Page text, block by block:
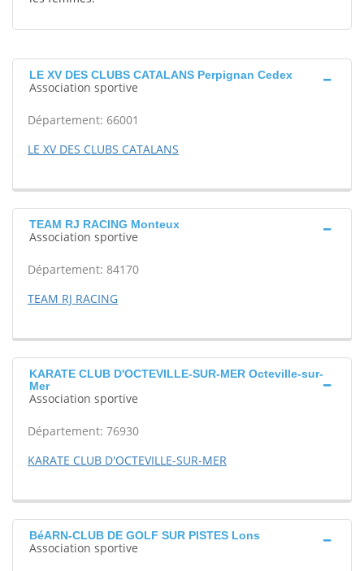
LE XV DES CLUBS CATALANS Perpignan Cedex
Association sportive
Département: 66001
LE XV DES CLUBS CATALANS
TEAM RJ RACING Monteux
Association sportive
Département: 84170
TEAM RJ RACING
KARATE CLUB D'OCTEVILLE-SUR-MER Octeville-sur-
Mer
Association sportive
Département: 76930
KARATE CLUB D'OCTEVILLE-SUR-MER
BéARN-CLUB DE GOLF SUR PISTES Lons
Association sportive